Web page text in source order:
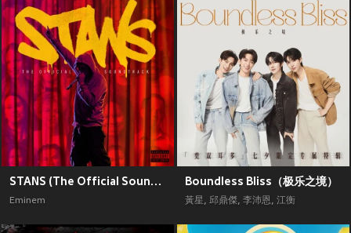
STANS (The Official Soundtrack) [Explicit]
Eminem
Boundless Bliss（极乐之境）
黃星, 邱鼎傑, 李沛恩, 江衡